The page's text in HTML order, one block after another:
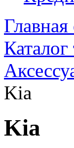
Каталог
Kia
Kia